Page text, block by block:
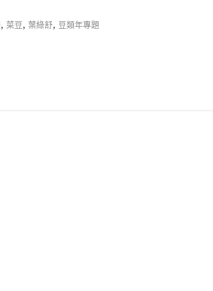
, 菜豆, 葉綠舒, 豆類年專題